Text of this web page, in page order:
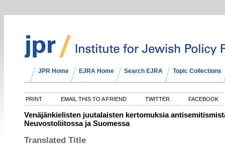
JPR Home EJRA Home Search EJRA Topic Collections
PRINT EMAIL THIS TO A FRIEND TWITTER FACEBOOK
Venäjänkielisten juutalaisten kertomuksia
Neuvostoliitossa ja Suomessa
Translated Title